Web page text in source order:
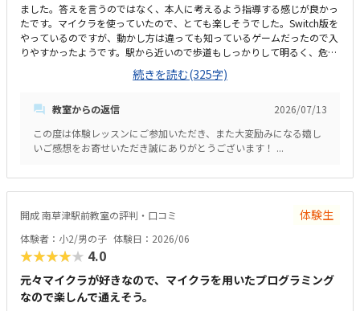
て話しを聞いたり問題に取り組めていたのは先生やカリキュラムがよかっ
たからと思いました。あっという間に時間がすぎ、もっとやりたいと思う
気持ちのまま授業が終わってしまいました。実際通うことができたら沢山
のことを学ぶことができるだろうと思いました。もっと学びたい、やりた
いという気持ちで楽しくまなべることは素晴らしいと思います。
ました。答えを言うのではなく、本人に考えるよう指導する感じが良かっ
たです。マイクラを使っていたので、とても楽しそうでした。Switch版を
やっているのですが、動かし方は違っても知っているゲームだったので入
りやすかったようです。駅から近いので歩道もしっかりして明るく、危な
い場所もないのでとても良いと思います。明るくて大きい液晶モニター
で、少人数制らしくひとりのスペースがゆったりと取ってあって良かっ
くこんなものかなと思います。指導してくださった先生が、明るく優しく
続きを読む(325字)
教室からの返信
2026/07/13
この度は体験レッスンにご参加いただき、また大変励みになる嬉し
いご感想をお寄せいただき誠にありがとうございます！ ...
開成 南草津駅前教室の評判・口コミ 体験生
体験者：小2/男の子 体験日：2026/06
★★★★★ 4.0
元々マイクラが好きなので、マイクラを用いたプログラミング
なので楽しんで通えそう。